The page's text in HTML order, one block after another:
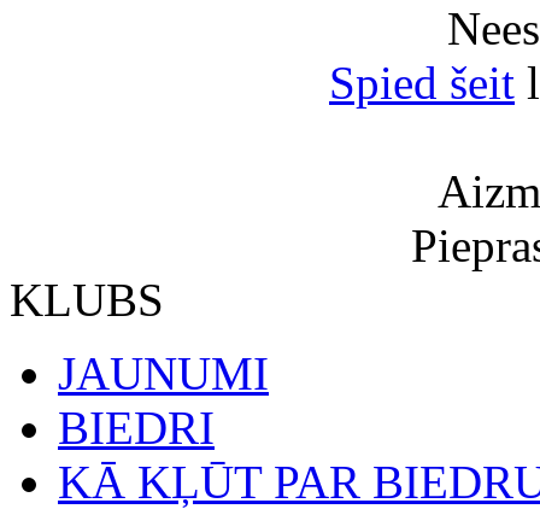
Spied šeit
KLUBS
JAUNUMI
BIEDRI
KĀ KĻŪT PAR